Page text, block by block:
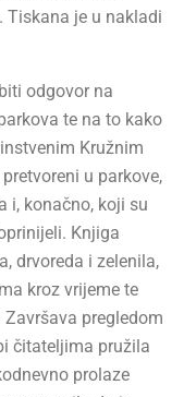
Tiskana je u nakladi
odgovor na
te na to kako
Kružnim
u parkove,
i, konačno, koji su
Knjiga
drvoreda i zelenila,
kroz vrijeme te
pregledom
čitateljima pružila
prolaze